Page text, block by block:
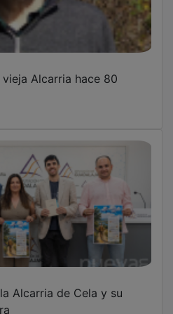
la llama de la cultura
de los Cuentos